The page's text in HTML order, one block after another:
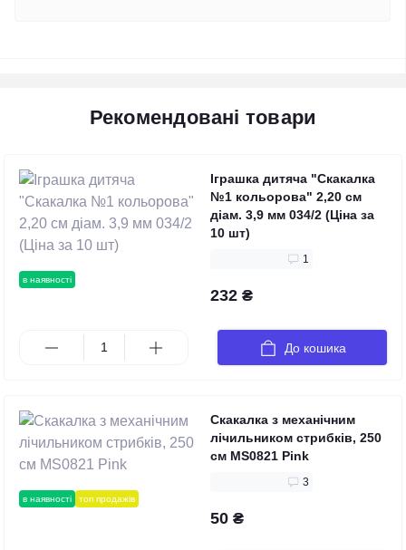
Рекомендовані товари
в наявності
Іграшка дитяча "Скакалка
№1 кольорова" 2,20 см
діам. 3,9 мм 034/2 (Ціна за
10 шт)
1
232 ₴
До кошика
в наявності топ продажів
Скакалка з механічним
лічильником стрибків, 250
см MS0821 Pink
3
50 ₴